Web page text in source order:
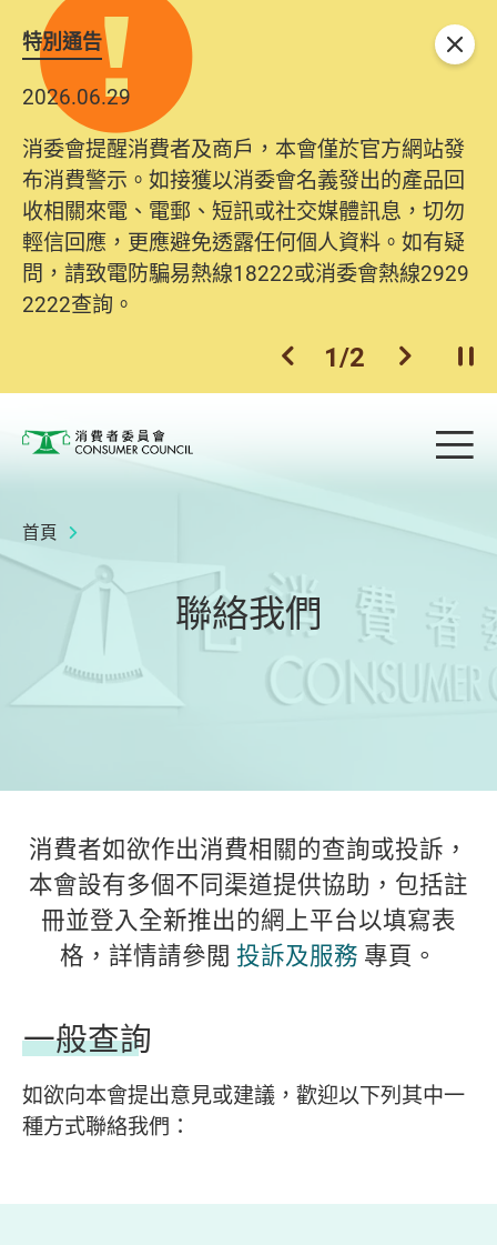
特別通告
2026.06.29
消委會提醒消費者及商戶，本會僅於官方網站發
布消費警示。如接獲以消委會名義發出的產品回
收相關來電、電郵、短訊或社交媒體訊息，切勿
輕信回應，更應避免透露任何個人資料。如有疑
問，請致電防騙易熱線18222或消委會熱線2929
2222查詢。
上一個
1/2 下一個開
關閉
消費者委員會 目
首頁
聯絡我們
消費者如欲作出消費相關的查詢或投訴，
本會設有多個不同渠道提供協助，包括註
冊並登入全新推出的網上平台以填寫表
格，詳情請參閲 投訴及服務 專頁。
一般查詢
如欲向本會提出意見或建議，歡迎以下列其中一
種方式聯絡我們：